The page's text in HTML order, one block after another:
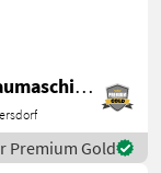
Nebel Baumaschinen
Premium Gold